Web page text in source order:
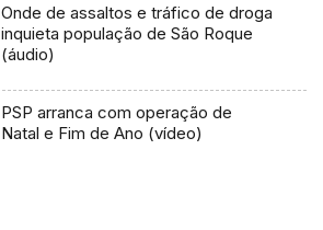
Onde de assaltos e tráfico de droga
inquieta população de São Roque
(áudio)
PSP arranca com operação de
Natal e Fim de Ano (vídeo)